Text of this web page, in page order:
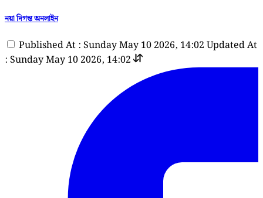
নয়া দিগন্ত অনলাইন
Published At : Sunday May 10 2026, 14:02 Updated At
: Sunday May 10 2026, 14:02